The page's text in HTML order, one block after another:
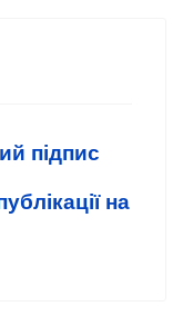
підпис
на